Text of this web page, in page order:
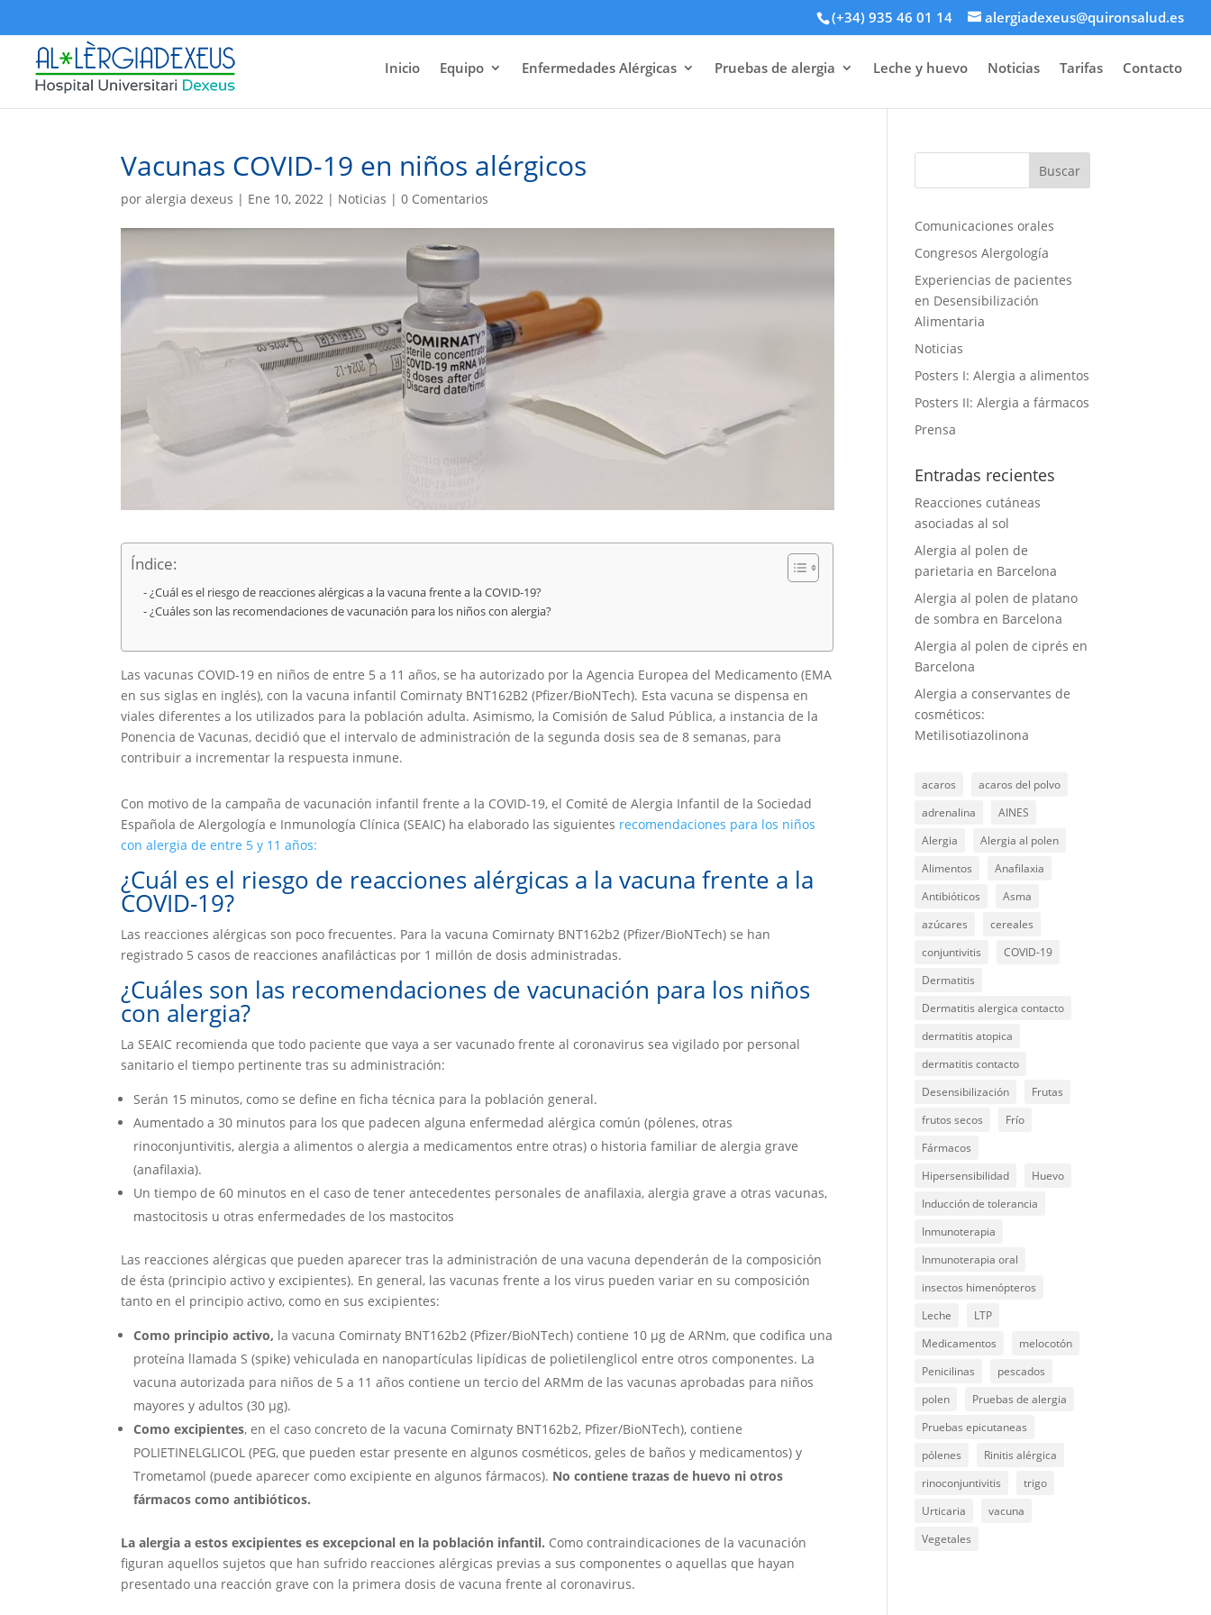
(+34) 935 46 01 14 alergiadexeus@quironsalud.es
Inicio Equipo Enfermedades Alérgicas Pruebas de alergia Leche y huevo Noticias Tarifas Contacto
Vacunas COVID-19 en niños alérgicos
poralergia dexeus | Ene 10, 2022 | Noticias |0 Comentarios
Índice:
¿Cuál es el riesgo de reacciones alérgicas a la vacuna frente a la COVID-19?
¿Cuáles son las recomendaciones de vacunación para los niños con alergia?
Las vacunas COVID-19 en niños de entre 5 a 11 años, se ha autorizado por la Agencia Europea del Medicamento (EMA
en sus siglas en inglés), con la vacuna infantil Comirnaty BNT162B2 (Pfizer/BioNTech). Esta vacuna se dispensa en
viales diferentes a los utilizados para la población adulta. Asimismo, la Comisión de Salud Pública, a instancia de la
Ponencia de Vacunas, decidió que el intervalo de administración de la segunda dosis sea de 8 semanas, para
contribuir a incrementar la respuesta inmune.
Con motivo de la campaña de vacunación infantil frente a la COVID-19, el Comité de Alergia Infantil de la Sociedad
Española de Alergología e Inmunología Clínica (SEAIC) ha elaborado las siguientes recomendaciones para los niños
con alergia de entre 5 y 11 años:
¿Cuál es el riesgo de reacciones alérgicas a la vacuna frente a la
COVID-19?
Las reacciones alérgicas son poco frecuentes. Para la vacuna Comirnaty BNT162b2 (Pfizer/BioNTech) se han
registrado 5 casos de reacciones anafilácticas por 1 millón de dosis administradas.
¿Cuáles son las recomendaciones de vacunación para los niños
con alergia?
La SEAIC recomienda que todo paciente que vaya a ser vacunado frente al coronavirus sea vigilado por personal
sanitario el tiempo pertinente tras su administración:
Serán 15 minutos, como se define en ficha técnica para la población general.
Aumentado a 30 minutos para los que padecen alguna enfermedad alérgica común (pólenes, otras
rinoconjuntivitis, alergia a alimentos o alergia a medicamentos entre otras) o historia familiar de alergia grave
(anafilaxia).
Un tiempo de 60 minutos en el caso de tener antecedentes personales de anafilaxia, alergia grave a otras vacunas,
mastocitosis u otras enfermedades de los mastocitos
Las reacciones alérgicas que pueden aparecer tras la administración de una vacuna dependerán de la composición
de ésta (principio activo y excipientes). En general, las vacunas frente a los virus pueden variar en su composición
tanto en el principio activo, como en sus excipientes:
Como principio activo, la vacuna Comirnaty BNT162b2 (Pfizer/BioNTech) contiene 10 μg de ARNm, que codifica una
proteína llamada S (spike) vehiculada en nanopartículas lipídicas de polietilenglicol entre otros componentes. La
vacuna autorizada para niños de 5 a 11 años contiene un tercio del ARMm de las vacunas aprobadas para niños
mayores y adultos (30 μg).
Como excipientes, en el caso concreto de la vacuna Comirnaty BNT162b2, Pfizer/BioNTech), contiene
POLIETINELGLICOL (PEG, que pueden estar presente en algunos cosméticos, geles de baños y medicamentos) y
Trometamol (puede aparecer como excipiente en algunos fármacos). No contiene trazas de huevo ni otros
fármacos como antibióticos.
La alergia a estos excipientes es excepcional en la población infantil. Como contraindicaciones de la vacunación
figuran aquellos sujetos que han sufrido reacciones alérgicas previas a sus componentes o aquellas que hayan
presentado una reacción grave con la primera dosis de vacuna frente al coronavirus.
Comunicaciones orales
Congresos Alergología
Experiencias de pacientes
en Desensibilización
Alimentaria
Noticias
Posters I: Alergia a alimentos
Posters II: Alergia a fármacos
Prensa
Entradas recientes
Reacciones cutáneas
asociadas al sol
Alergia al polen de
parietaria en Barcelona
Alergia al polen de platano
de sombra en Barcelona
Alergia al polen de ciprés en
Barcelona
Alergia a conservantes de
cosméticos:
Metilisotiazolinona
acaros
acaros del polvo
adrenalina
AINES
Alergia
Alergia al polen
Alimentos
Anafilaxia
Antibióticos
Asma
azúcares
cereales
conjuntivitis
COVID-19
Dermatitis
Dermatitis alergica contacto
dermatitis atopica
dermatitis contacto
Desensibilización
Frutas
frutos secos
Frío
Fármacos
Hipersensibilidad
Huevo
Inducción de tolerancia
Inmunoterapia
Inmunoterapia oral
insectos himenópteros
Leche
LTP
Medicamentos
melocotón
Penicilinas
pescados
polen
Pruebas de alergia
Pruebas epicutaneas
pólenes
Rinitis alérgica
rinoconjuntivitis
trigo
Urticaria
vacuna
Vegetales